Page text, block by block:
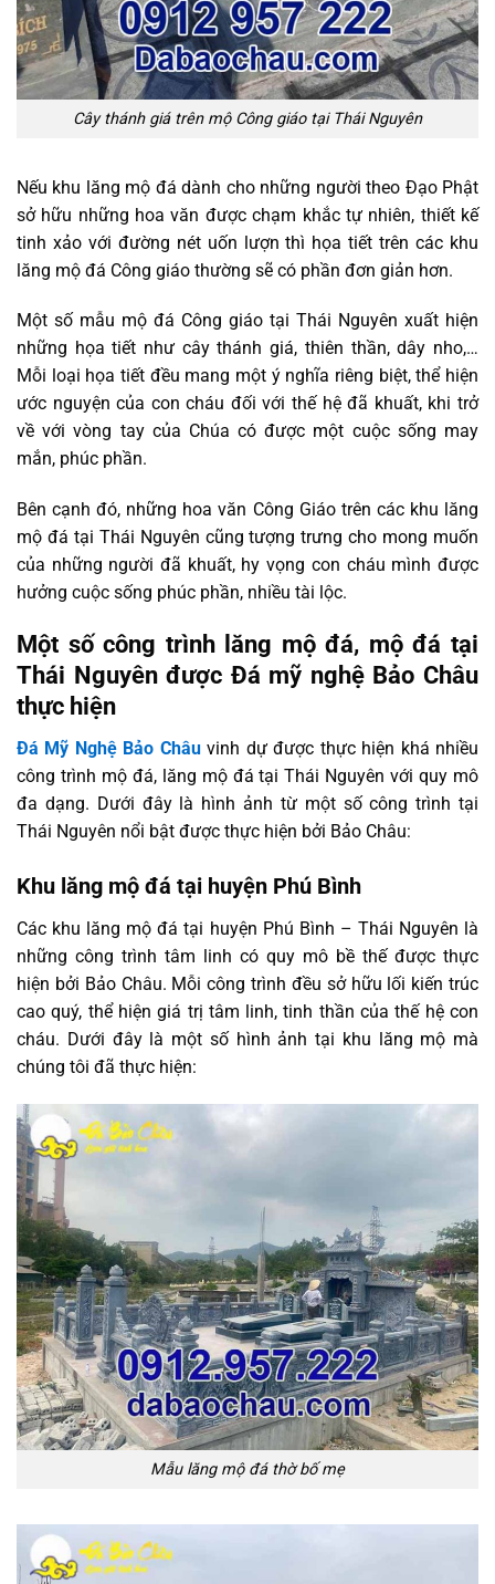
Cây thánh giá trên mộ Công giáo tại Thái Nguyên
Nếu khu lăng mộ đá dành cho những người theo Đạo Phật
sở hữu những hoa văn được chạm khắc tự nhiên, thiết kế
tinh xảo với đường nét uốn lượn thì họa tiết trên các khu
lăng mộ đá Công giáo thường sẽ có phần đơn giản hơn.
Một số mẫu mộ đá Công giáo tại Thái Nguyên xuất hiện
những họa tiết như cây thánh giá, thiên thần, dây nho,…
Mỗi loại họa tiết đều mang một ý nghĩa riêng biệt, thể hiện
ước nguyện của con cháu đối với thế hệ đã khuất, khi trở
về với vòng tay của Chúa có được một cuộc sống may
mắn, phúc phần.
Bên cạnh đó, những hoa văn Công Giáo trên các khu lăng
mộ đá tại Thái Nguyên cũng tượng trưng cho mong muốn
của những người đã khuất, hy vọng con cháu mình được
hưởng cuộc sống phúc phần, nhiều tài lộc.
Một số công trình lăng mộ đá, mộ đá tại
Thái Nguyên được Đá mỹ nghệ Bảo Châu
thực hiện
Đá Mỹ Nghệ Bảo Châuvinh dự được thực hiện khá nhiều
công trình mộ đá, lăng mộ đá tại Thái Nguyên với quy mô
đa dạng. Dưới đây là hình ảnh từ một số công trình tại
Thái Nguyên nổi bật được thực hiện bởi Bảo Châu:
Khu lăng mộ đá tại huyện Phú Bình
Các khu lăng mộ đá tại huyện Phú Bình – Thái Nguyên là
những công trình tâm linh có quy mô bề thế được thực
hiện bởi Bảo Châu. Mỗi công trình đều sở hữu lối kiến trúc
cao quý, thể hiện giá trị tâm linh, tinh thần của thế hệ con
cháu. Dưới đây là một số hình ảnh tại khu lăng mộ mà
chúng tôi đã thực hiện:
Mẫu lăng mộ đá thờ bố mẹ